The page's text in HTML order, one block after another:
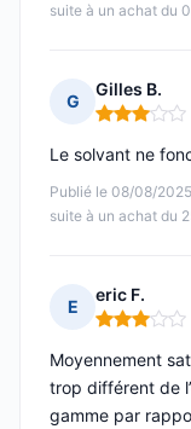
suite à un achat du
G
Gilles B.
Note : 3 sur
Publié le 08/08/
suite à un achat du
Le solvant ne
E
eric F.
Note : 3 sur
Moyennement
trop différent de
gamme par